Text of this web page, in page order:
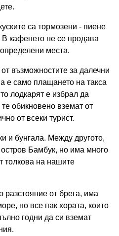
са тормозени - пиене
В кафенето не се продава
места.
възможностите за далечни
е само плащането на такса
лодкарят е избрал да
обикновено вземат от
от всеки турист.
и бунгала. Между другото,
Бамбук, но има много
толкова на нашите
от брега, има
но все пак хората, които
годни да си вземат